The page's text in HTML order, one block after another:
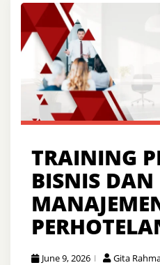
TRAINING
BISNIS DAN
June 9, 2026
Gita